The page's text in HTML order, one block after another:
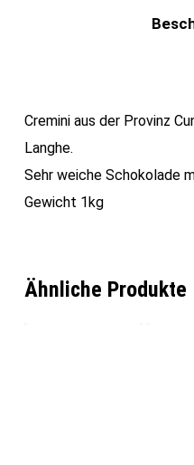
Cremini aus der Provinz
Langhe.
Sehr weiche Schokolade
Gewicht 1kg
Ähnliche Produkte